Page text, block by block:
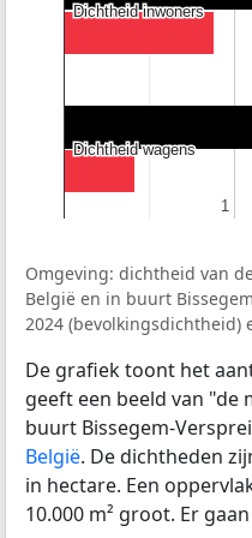
1
1
Dichtheid inwoners
Dichtheid inwoners
Dichtheid wagens
Dichtheid wagens
Omgeving: dichtheid van
België en in buurt
2024 (bevolkingsdichtheid)
De grafiek toont het
geeft een beeld van "de
buurt Bissegem-
België. De dichtheden
in hectare. Een
10.000 m² groot. Er